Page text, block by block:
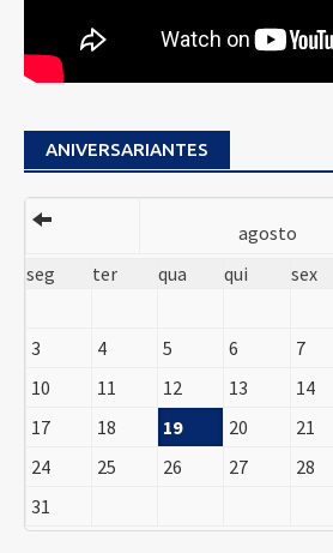
ANIVERSARIANTES
agosto
seg
ter qua qui sex
3
4 5 6 7
10
11 12 13 14
17
18 19 20 21
24
25 26 27 28
31